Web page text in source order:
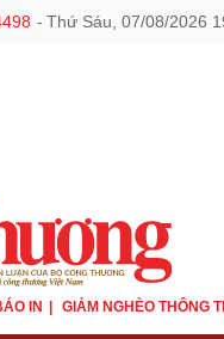
- Thứ Sáu, 07/08/2026
IN GIẢM NGHÈO THÔNG